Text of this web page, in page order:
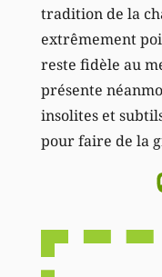
tradition de la
extrêmement
reste fidèle au
présente
insolites et
pour faire de la